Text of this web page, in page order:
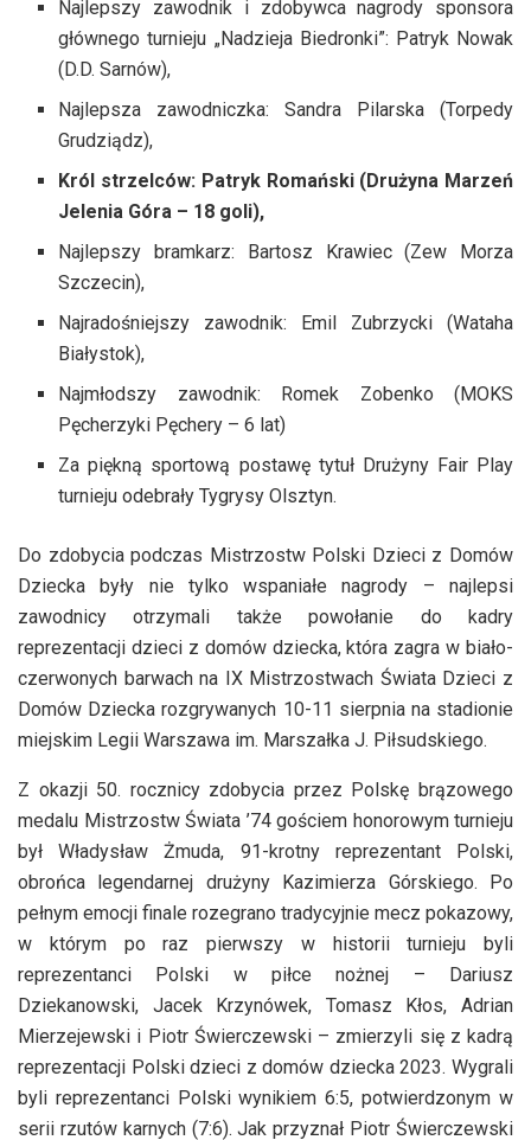
Najlepszy zawodnik i zdobywca nagrody sponsora
głównego turnieju „Nadzieja Biedronki”: Patryk Nowak
(D.D. Sarnów),
Najlepsza zawodniczka: Sandra Pilarska (Torpedy
Grudziądz),
Król strzelców: Patryk Romański (Drużyna Marzeń
Jelenia Góra – 18 goli),
Najlepszy bramkarz: Bartosz Krawiec (Zew Morza
Szczecin),
Najradośniejszy zawodnik: Emil Zubrzycki (Wataha
Białystok),
Najmłodszy zawodnik: Romek Zobenko (MOKS
Pęcherzyki Pęchery – 6 lat)
Za piękną sportową postawę tytuł Drużyny Fair Play
turnieju odebrały Tygrysy Olsztyn.
Do zdobycia podczas Mistrzostw Polski Dzieci z Domów
Dziecka były nie tylko wspaniałe nagrody – najlepsi
zawodnicy otrzymali także powołanie do kadry
reprezentacji dzieci z domów dziecka, która zagra w biało-
czerwonych barwach na IX Mistrzostwach Świata Dzieci z
Domów Dziecka rozgrywanych 10-11 sierpnia na stadionie
miejskim Legii Warszawa im. Marszałka J. Piłsudskiego.
Z okazji 50. rocznicy zdobycia przez Polskę brązowego
medalu Mistrzostw Świata ’74 gościem honorowym turnieju
był Władysław Żmuda, 91-krotny reprezentant Polski,
obrońca legendarnej drużyny Kazimierza Górskiego. Po
pełnym emocji finale rozegrano tradycyjnie mecz pokazowy,
w którym po raz pierwszy w historii turnieju byli
reprezentanci Polski w piłce nożnej – Dariusz
Dziekanowski, Jacek Krzynówek, Tomasz Kłos, Adrian
Mierzejewski i Piotr Świerczewski – zmierzyli się z kadrą
reprezentacji Polski dzieci z domów dziecka 2023. Wygrali
byli reprezentanci Polski wynikiem 6:5, potwierdzonym w
serii rzutów karnych (7:6). Jak przyznał Piotr Świerczewski